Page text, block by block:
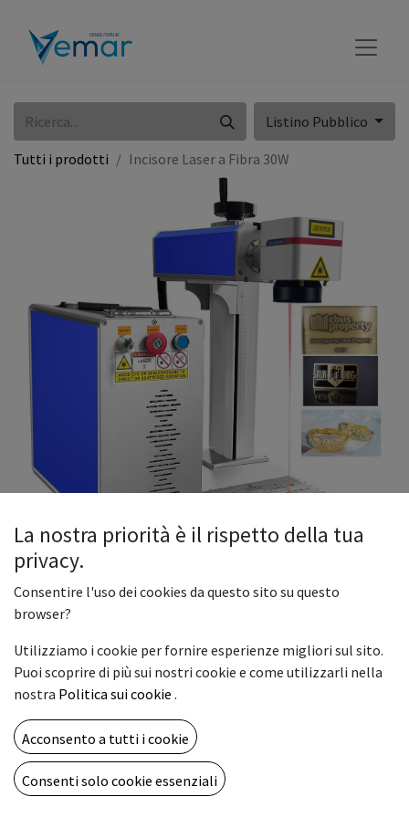
Listino Pubblico
Tutti i prodotti Incisore Laser a Fibra 30W
Incisore Laser a Fibra 30W
Il laser fibra ottica è certamente uno degli strumenti
I molteplici campi di utilizzo vedono protagonista
marcatore laser a fibra ottica nelle marcature dei metalli
duri e delle plastiche, ove sia richiesto un alto contrasto dei
messaggi.
La codifica e la marcatura Laser a fibra permettono di avere
un'incisione permanente, indelebile e non rimovibile.
4.500,00€
La nostra priorità è il rispetto della tua
privacy.
Consentire l'uso dei cookies da questo sito su questo
browser?
Utilizziamo i cookie per fornire esperienze migliori sul sito.
Puoi scoprire di più sui nostri cookie e come utilizzarli nella
nostra Politica sui cookie .
Acconsento a tutti i cookie
Consenti solo cookie essenziali